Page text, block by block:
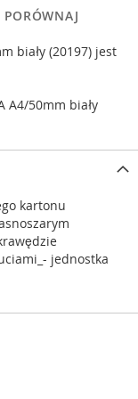
PORÓWNAJ
biały (20197) jest
A4/50mm biały
kartonu
jednostka